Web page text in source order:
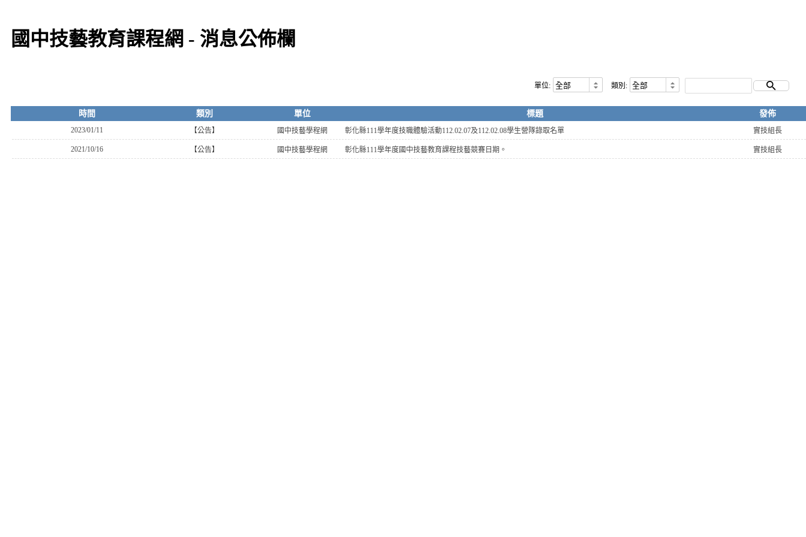
國中技藝教育課程網 - 消息公佈欄
單位: 類別:
時間 類別 單位 標題 發佈
2023/01/11 【公告】 國中技藝學程網 彰化縣111學年度技職體驗活動112.02.07及112.02.08學生營隊錄取名單 實技組長
2021/10/16 【公告】 國中技藝學程網 彰化縣111學年度國中技藝教育課程技藝競賽日期。 實技組長